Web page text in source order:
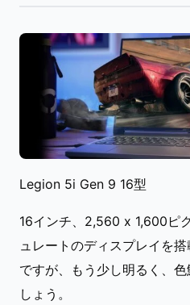
Legion 5i Gen 9 16型
16インチ、2,560 x 1,600ピ
ュレートのディスプレイを
ですが、もう少し明るく、
しょう。